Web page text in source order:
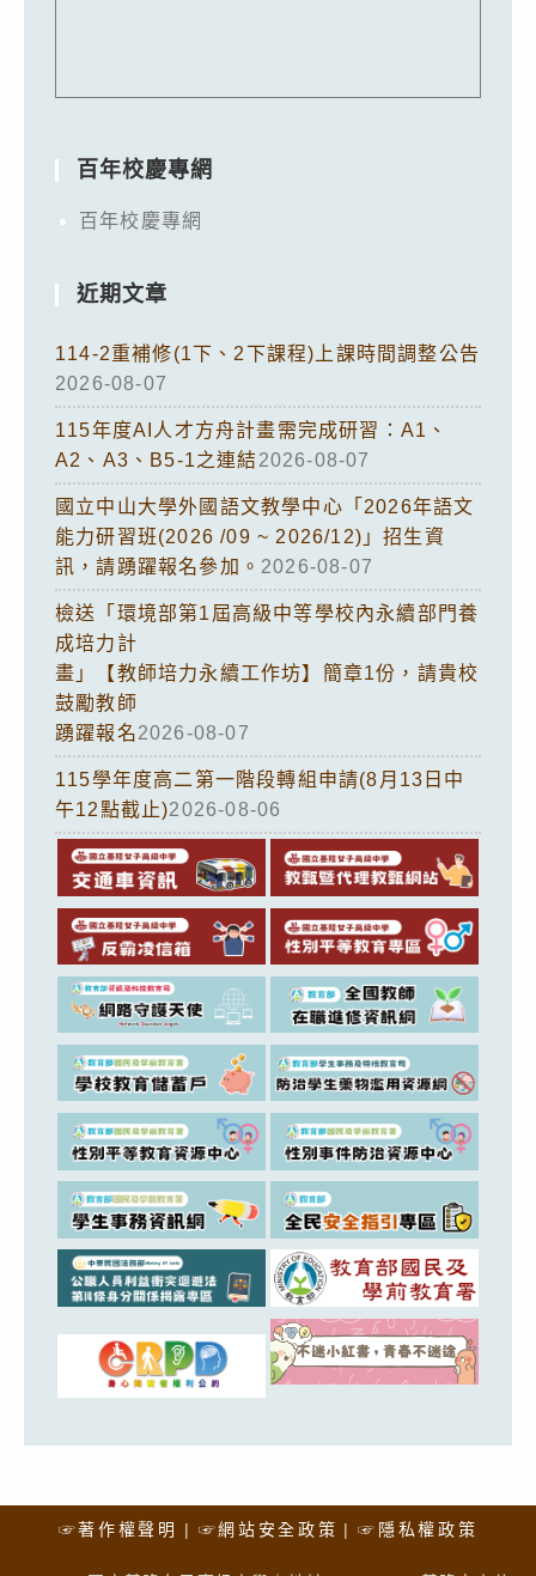
百年校慶專網
百年校慶專網
近期文章
114-2重補修(1下、2下課程)上課時間調整公告
2026-08-07
115年度AI人才方舟計畫需完成研習：A1、
A2、A3、B5-1之連結2026-08-07
國立中山大學外國語文教學中心「2026年語文
能力研習班(2026 /09 ~ 2026/12)」招生資
訊，請踴躍報名參加。 2026-08-07
檢送「環境部第1屆高級中等學校內永續部門養
成培力計
畫」【教師培力永續工作坊】簡章1份，請貴校
鼓勵教師
踴躍報名2026-08-07
115學年度高二第一階段轉組申請(8月13日中
午12點截止)2026-08-06
☞著作權聲明 ☞網站安全政策 ☞隱私權政策